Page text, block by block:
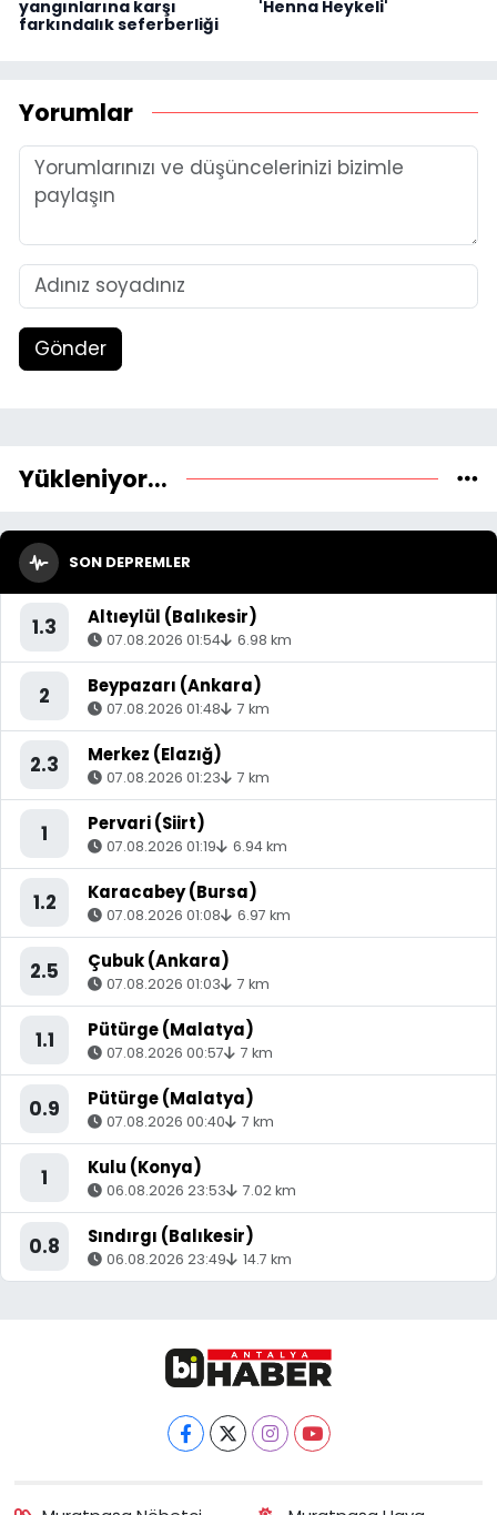
yangınlarına karşı
farkındalık seferberliği
'Henna Heykeli'
Yorumlar
Gönder
Yükleniyor...
SON DEPREMLER
1.3 Altıeylül (Balıkesir)
07.08.2026 01:54 6.98 km
2 Beypazarı (Ankara)
07.08.2026 01:48 7 km
2.3 Merkez (Elazığ)
07.08.2026 01:23 7 km
1 Pervari (Siirt)
07.08.2026 01:19 6.94 km
1.2 Karacabey (Bursa)
07.08.2026 01:08 6.97 km
2.5 Çubuk (Ankara)
07.08.2026 01:03 7 km
1.1 Pütürge (Malatya)
07.08.2026 00:57 7 km
0.9 Pütürge (Malatya)
07.08.2026 00:40 7 km
1 Kulu (Konya)
06.08.2026 23:53 7.02 km
0.8 Sındırgı (Balıkesir)
06.08.2026 23:49 14.7 km